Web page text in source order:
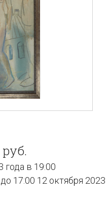
года в 19:00
17:00 12 октября 2023